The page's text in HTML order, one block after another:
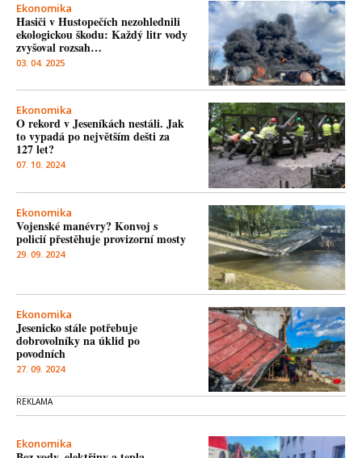
Ekonomika
Hasiči v Hustopečích nezohlednili
ekologickou škodu: Každý litr vody
zvyšoval rozsah…
03. 04. 2025
Ekonomika
O rekord v Jeseníkách nestáli. Jak
to vypadá po největším dešti za
127 let?
07. 10. 2024
Ekonomika
Vojenské manévry? Konvoj s
policií přestěhuje provizorní mosty
29. 09. 2024
Ekonomika
Jesenicko stále potřebuje
dobrovolníky na úklid po
povodních
27. 09. 2024
Ekonomika